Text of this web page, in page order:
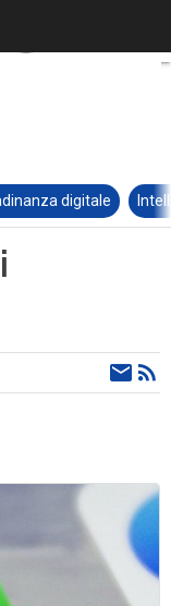
digitale